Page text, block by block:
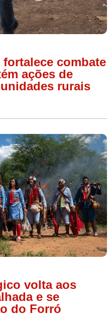
combate
ações de
rurais
volta aos
e se
do Forró